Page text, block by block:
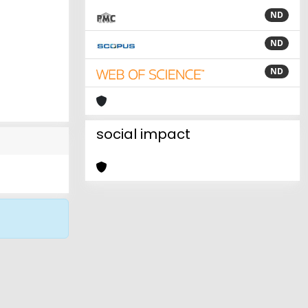
ND
ND
ND
social impact